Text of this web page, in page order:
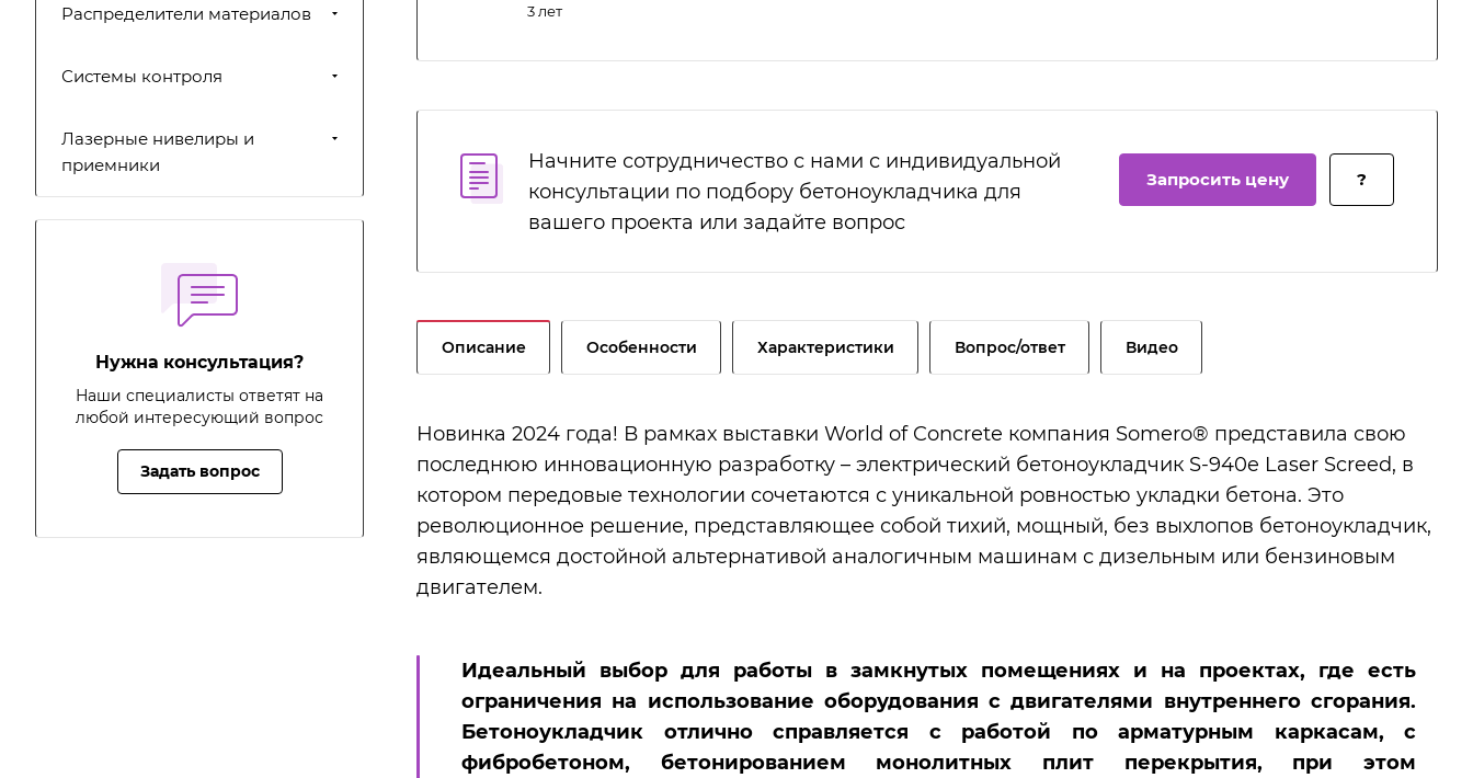
3 лет
Начните сотрудничество с нами с индивидуальной
консультации по подбору бетоноукладчика для
вашего проекта или задайте вопрос
Запросить цену ?
Описание Особенности Характеристики Вопрос/ответ Видео
Новинка 2024 года! В рамках выставки World of Concrete компания Somero® представила свою
последнюю инновационную разработку – электрический бетоноукладчик S-940e Laser Screed, в
котором передовые технологии сочетаются с уникальной ровностью укладки бетона. Это
революционное решение, представляющее собой тихий, мощный, без выхлопов бетоноукладчик,
являющемся достойной альтернативой аналогичным машинам с дизельным или бензиновым
двигателем.
Идеальный выбор для работы в замкнутых помещениях и на проектах, где есть
ограничения на использование оборудования с двигателями внутреннего сгорания.
Бетоноукладчик отлично справляется с работой по арматурным каркасам, с
фибробетоном, бетонированием монолитных плит перекрытия, при этом
Распределители материалов
Системы контроля
Лазерные нивелиры и
приемники
Нужна консультация?
Наши специалисты ответят на
любой интересующий вопрос
Задать вопрос